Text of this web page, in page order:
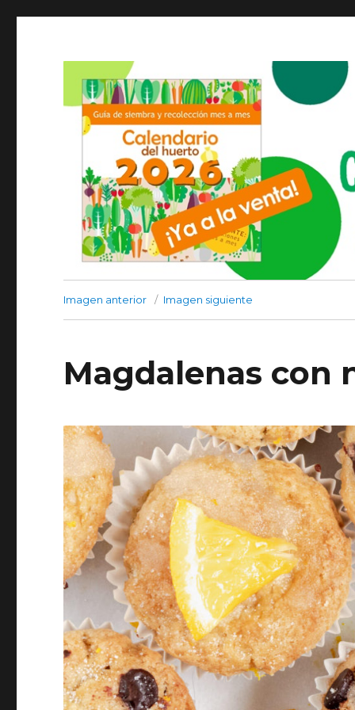
Imagen anterior Imagen siguiente
Magdalenas con